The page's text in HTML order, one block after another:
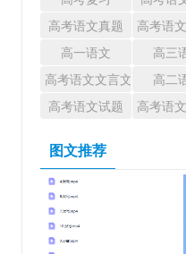
高考语文真题
高考语
高一语文
高三
高考语文文言文
高二
高考语文试题
高考语
图文推荐